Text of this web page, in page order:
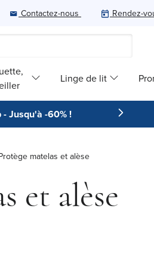
Contactez-nous Rendez-
Linge de lit
Jusqu'à -60% !
matelas et alèse
et alèse